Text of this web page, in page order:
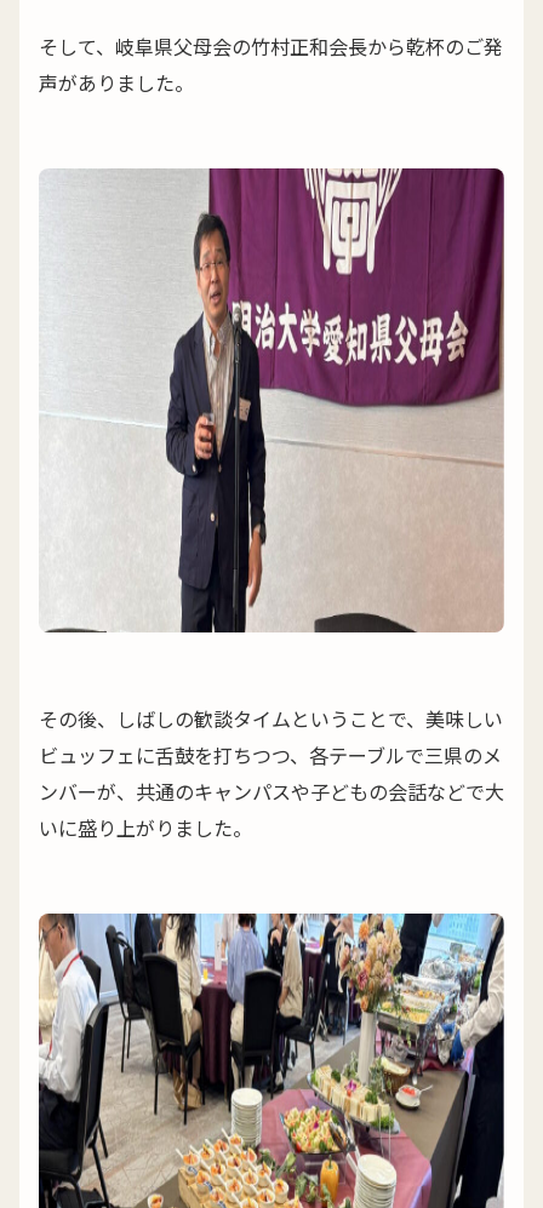
そして、岐阜県父母会の竹村正和会長から乾杯のご発
声がありました。
その後、しばしの歓談タイムということで、美味しい
ビュッフェに舌鼓を打ちつつ、各テーブルで三県のメ
ンバーが、共通のキャンパスや子どもの会話などで大
いに盛り上がりました。